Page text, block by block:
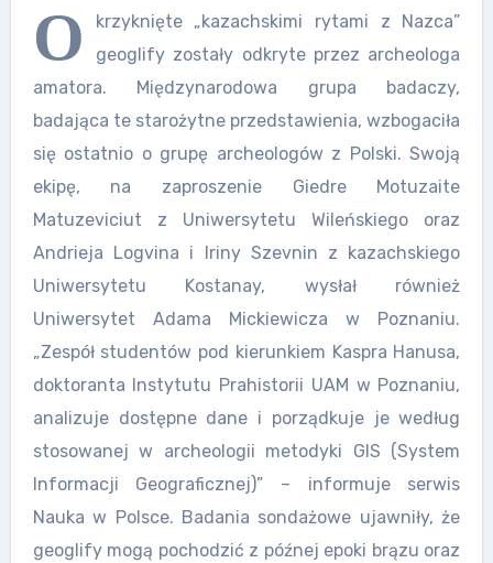
O
krzyknięte „kazachskimi rytami z Nazca”
geoglify zostały odkryte przez archeologa
amatora. Międzynarodowa grupa badaczy,
badająca te starożytne przedstawienia, wzbogaciła
się ostatnio o grupę archeologów z Polski. Swoją
ekipę, na zaproszenie Giedre Motuzaite
Matuzeviciut z Uniwersytetu Wileńskiego oraz
Andrieja Logvina i Iriny Szevnin z kazachskiego
Uniwersytetu Kostanay, wysłał również
Uniwersytet Adama Mickiewicza w Poznaniu.
„Zespół studentów pod kierunkiem Kaspra Hanusa,
doktoranta Instytutu Prahistorii UAM w Poznaniu,
analizuje dostępne dane i porządkuje je według
stosowanej w archeologii metodyki GIS (System
Informacji Geograficznej)” – informuje serwis
Nauka w Polsce. Badania sondażowe ujawniły, że
geoglify mogą pochodzić z późnej epoki brązu oraz